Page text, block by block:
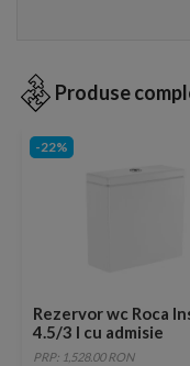
Produse
-22%
Rezervor wc Roca
4.5/3 l cu admisie
inferioara
PRP: 1,528.00 RON